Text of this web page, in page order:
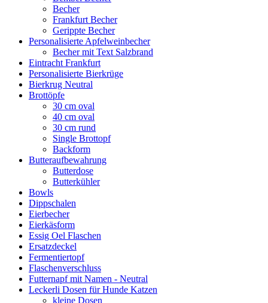
Becher
Frankfurt Becher
Gerippte Becher
Personalisierte Apfelweinbecher
Becher mit Text Salzbrand
Eintracht Frankfurt
Personalisierte Bierkrüge
Bierkrug Neutral
Brottöpfe
30 cm oval
40 cm oval
30 cm rund
Single Brottopf
Backform
Butteraufbewahrung
Butterdose
Butterkühler
Bowls
Dippschalen
Eierbecher
Eierkäsform
Essig Oel Flaschen
Ersatzdeckel
Fermentiertopf
Flaschenverschluss
Futternapf mit Namen - Neutral
Leckerli Dosen für Hunde Katzen
kleine Dosen